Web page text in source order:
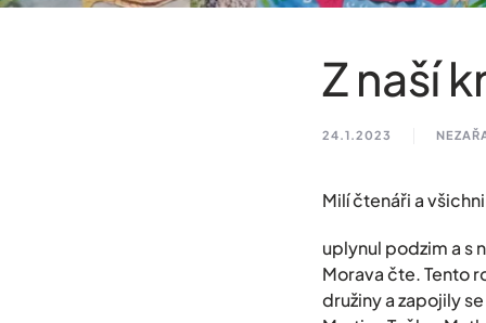
Z naší
24.1.2023
Milí čtenáři a
uplynul podzim a s
Morava čte. Tento
družiny a zapojily